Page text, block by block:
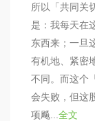
所以「共同关
是：我每天在
东西来；一旦
有机地、紧密
不同。而这个
会失败，但这
项飚... 全文